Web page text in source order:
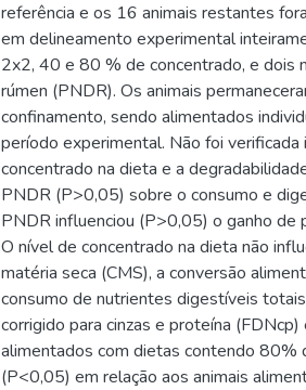
referência e os 16 animais restantes
em delineamento experimental
2x2, 40 e 80 % de concentrado, e dois
rúmen (PNDR). Os animais
confinamento, sendo alimentados
período experimental. Não foi
concentrado na dieta e a
PNDR (P>0,05) sobre o consumo e
PNDR influenciou (P>0,05) o ganho de
O nível de concentrado na dieta não
matéria seca (CMS), a conversão
consumo de nutrientes digestíveis
corrigido para cinzas e proteína
alimentados com dietas contendo
(P<0,05) em relação aos animais